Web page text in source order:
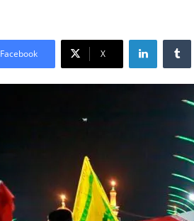
Facebook X